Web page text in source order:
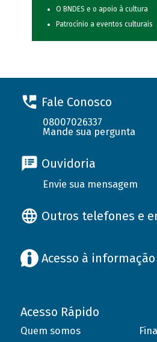
O BNDES e o apoio à cultura
Patrocínio a eventos culturais
Fale Conosco
08007026337
Mande sua pergunta
Ouvidoria
Envie sua mensagem
Outros telefones e
Acesso à informação
Acesso Rápido
Quem somos